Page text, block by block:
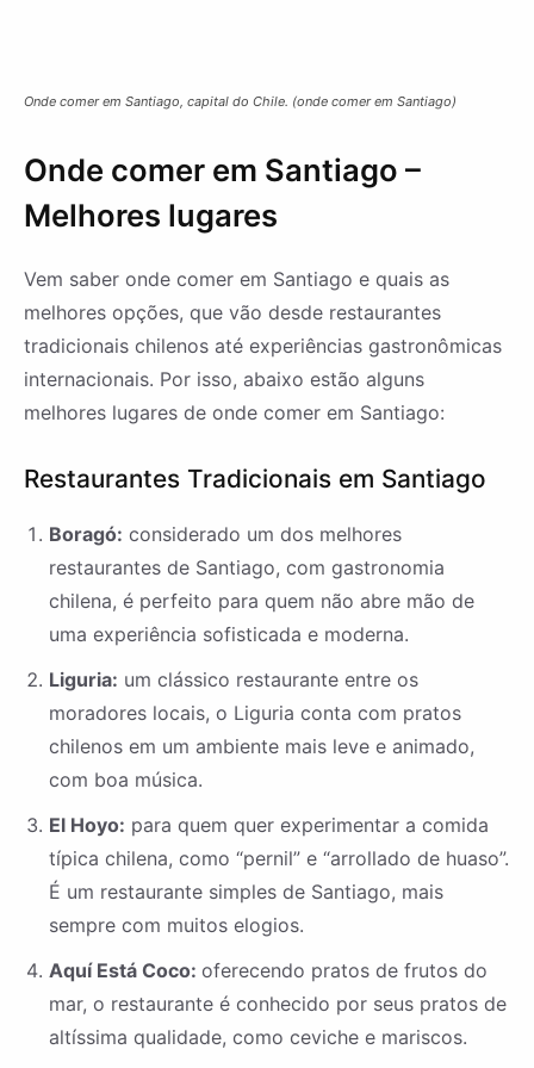
Onde comer em Santiago, capital do Chile. (onde comer em Santiago)
Onde comer em Santiago –
Melhores lugares
Vem saber onde comer em Santiago e quais as
melhores opções, que vão desde restaurantes
tradicionais chilenos até experiências gastronômicas
internacionais. Por isso, abaixo estão alguns
melhores lugares de onde comer em Santiago:
Restaurantes Tradicionais em Santiago
Boragó: considerado um dos melhores
restaurantes de Santiago, com gastronomia
chilena, é perfeito para quem não abre mão de
uma experiência sofisticada e moderna.
Liguria: um clássico restaurante entre os
moradores locais, o Liguria conta com pratos
chilenos em um ambiente mais leve e animado,
com boa música.
El Hoyo: para quem quer experimentar a comida
típica chilena, como “pernil” e “arrollado de huaso”.
É um restaurante simples de Santiago, mais
sempre com muitos elogios.
Aquí Está Coco: oferecendo pratos de frutos do
mar, o restaurante é conhecido por seus pratos de
altíssima qualidade, como ceviche e mariscos.